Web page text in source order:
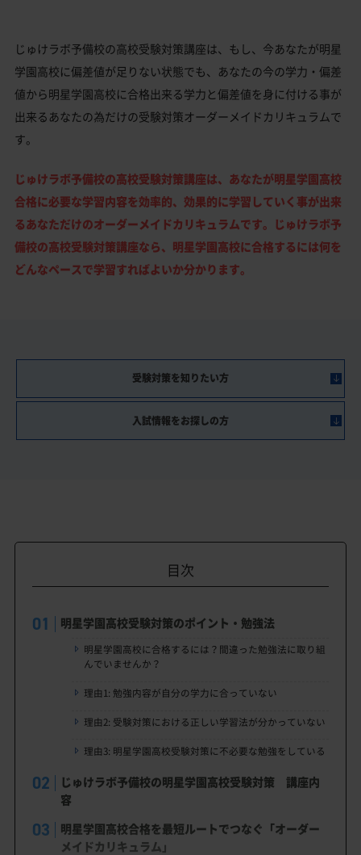
じゅけラボ予備校の高校受験対策講座は、もし、今あなたが明星
学園高校に偏差値が足りない状態でも、あなたの今の学力・偏差
値から明星学園高校に合格出来る学力と偏差値を身に付ける事が
出来るあなたの為だけの受験対策オーダーメイドカリキュラムで
す。
じゅけラボ予備校の高校受験対策講座は、あなたが明星学園高校
合格に必要な学習内容を効率的、効果的に学習していく事が出来
るあなただけのオーダーメイドカリキュラムです。じゅけラボ予
備校の高校受験対策講座なら、明星学園高校に合格するには何を
どんなペースで学習すればよいか分かります。
受験対策を知りたい方
入試情報をお探しの方
目次
明星学園高校受験対策のポイント・勉強法
明星学園高校に合格するには？間違った勉強法に取り組
んでいませんか？
理由1: 勉強内容が自分の学力に合っていない
理由2: 受験対策における正しい学習法が分かっていない
理由3: 明星学園高校受験対策に不必要な勉強をしている
じゅけラボ予備校の明星学園高校受験対策 講座内
容
明星学園高校合格を最短ルートでつなぐ「オーダー
メイドカリキュラム」